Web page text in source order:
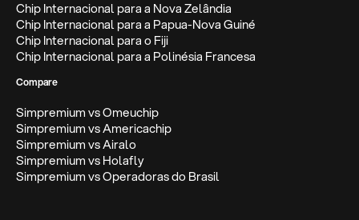
Chip Internacional para a Nova Zelândia
Chip Internacional para a Papua-Nova Guiné
Chip Internacional para o Fiji
Chip Internacional para a Polinésia Francesa
Compare
Simpremium vs Omeuchip
Simpremium vs Americachip
Simpremium vs Airalo
Simpremium vs Holafly
Simpremium vs Operadoras do Brasil